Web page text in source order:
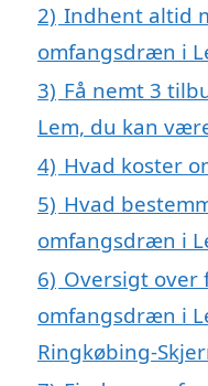
2) Indhent altid
omfangsdræn i
3) Få nemt 3
Lem, du kan
4) Hvad koster
5) Hvad
omfangsdræn i
6) Oversigt over
omfangsdræn i
Ringkøbing-